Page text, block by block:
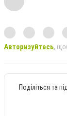
Авторизуйтесь,
Поділіться та